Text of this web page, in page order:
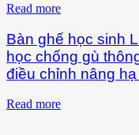
Read more
Bàn ghế học sinh
học chống gù
điều chỉnh nâng
Read more